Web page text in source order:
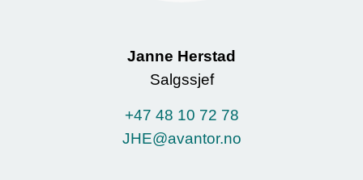
Janne Herstad
Salgssjef
+47 48 10 72 78
JHE@avantor.no